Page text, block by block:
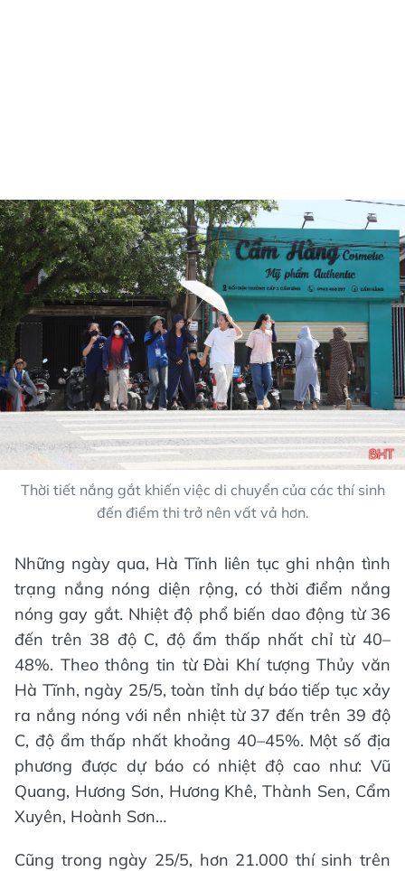
Thời tiết nắng gắt khiến việc di chuyển của các thí sinh
đến điểm thi trở nên vất vả hơn.
Những ngày qua, Hà Tĩnh liên tục ghi nhận tình
trạng nắng nóng diện rộng, có thời điểm nắng
nóng gay gắt. Nhiệt độ phổ biến dao động từ 36
đến trên 38 độ C, độ ẩm thấp nhất chỉ từ 40–
48%. Theo thông tin từ Đài Khí tượng Thủy văn
Hà Tĩnh, ngày 25/5, toàn tỉnh dự báo tiếp tục xảy
ra nắng nóng với nền nhiệt từ 37 đến trên 39 độ
C, độ ẩm thấp nhất khoảng 40–45%. Một số địa
phương được dự báo có nhiệt độ cao như: Vũ
Quang, Hương Sơn, Hương Khê, Thành Sen, Cẩm
Xuyên, Hoành Sơn…
Cũng trong ngày 25/5, hơn 21.000 thí sinh trên